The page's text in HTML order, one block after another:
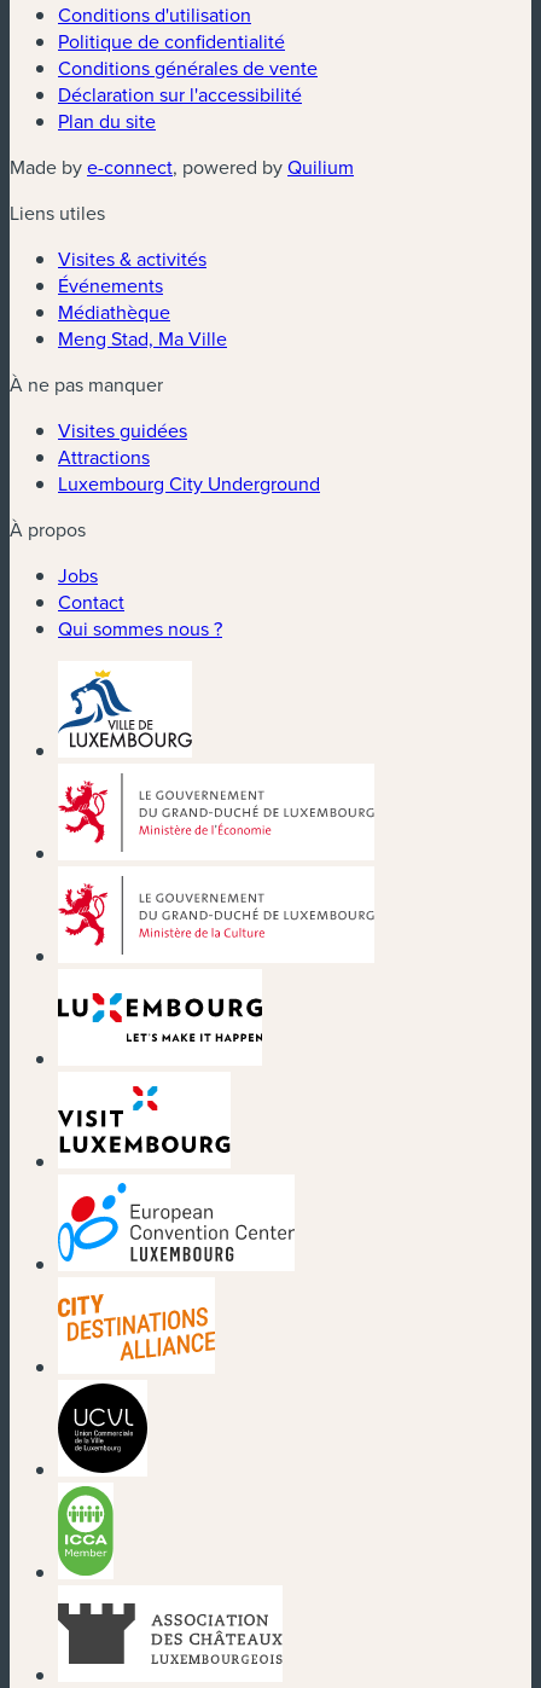
Conditions d'utilisation
Politique de confidentialité
Conditions générales de vente
Déclaration sur l'accessibilité
Plan du site
Made bye-connect(nouvelle fenêtre)
, powered byQuilium
Liens utiles
Visites & activités
Événements
Médiathèque
Meng Stad, Ma Ville
À ne pas manquer
Visites guidées
Attractions
Luxembourg City Underground
À propos
Jobs
Contact
Qui sommes nous ?